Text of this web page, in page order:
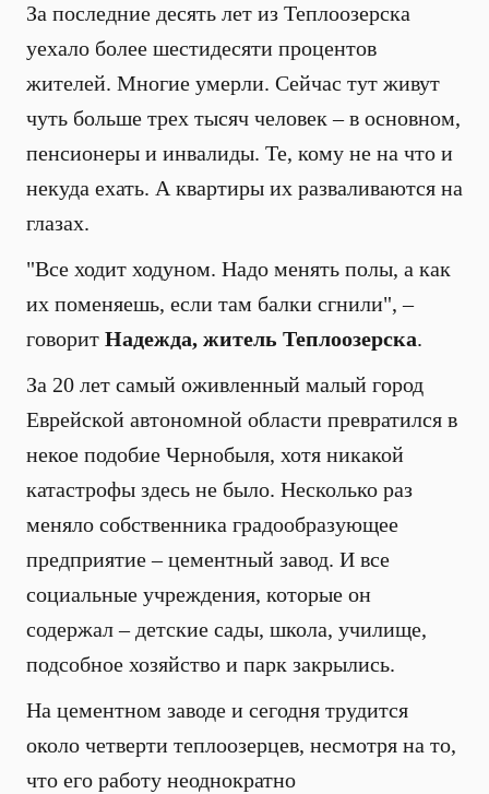
За последние десять лет из Теплоозерска
уехало более шестидесяти процентов
жителей. Многие умерли. Сейчас тут живут
чуть больше трех тысяч человек – в основном,
пенсионеры и инвалиды. Те, кому не на что и
некуда ехать. А квартиры их разваливаются на
глазах.
"Все ходит ходуном. Надо менять полы, а как
их поменяешь, если там балки сгнили", –
говорит Надежда, житель Теплоозерска.
За 20 лет самый оживленный малый город
Еврейской автономной области превратился в
некое подобие Чернобыля, хотя никакой
катастрофы здесь не было. Несколько раз
меняло собственника градообразующее
предприятие – цементный завод. И все
социальные учреждения, которые он
содержал – детские сады, школа, училище,
подсобное хозяйство и парк закрылись.
На цементном заводе и сегодня трудится
около четверти теплоозерцев, несмотря на то,
что его работу неоднократно